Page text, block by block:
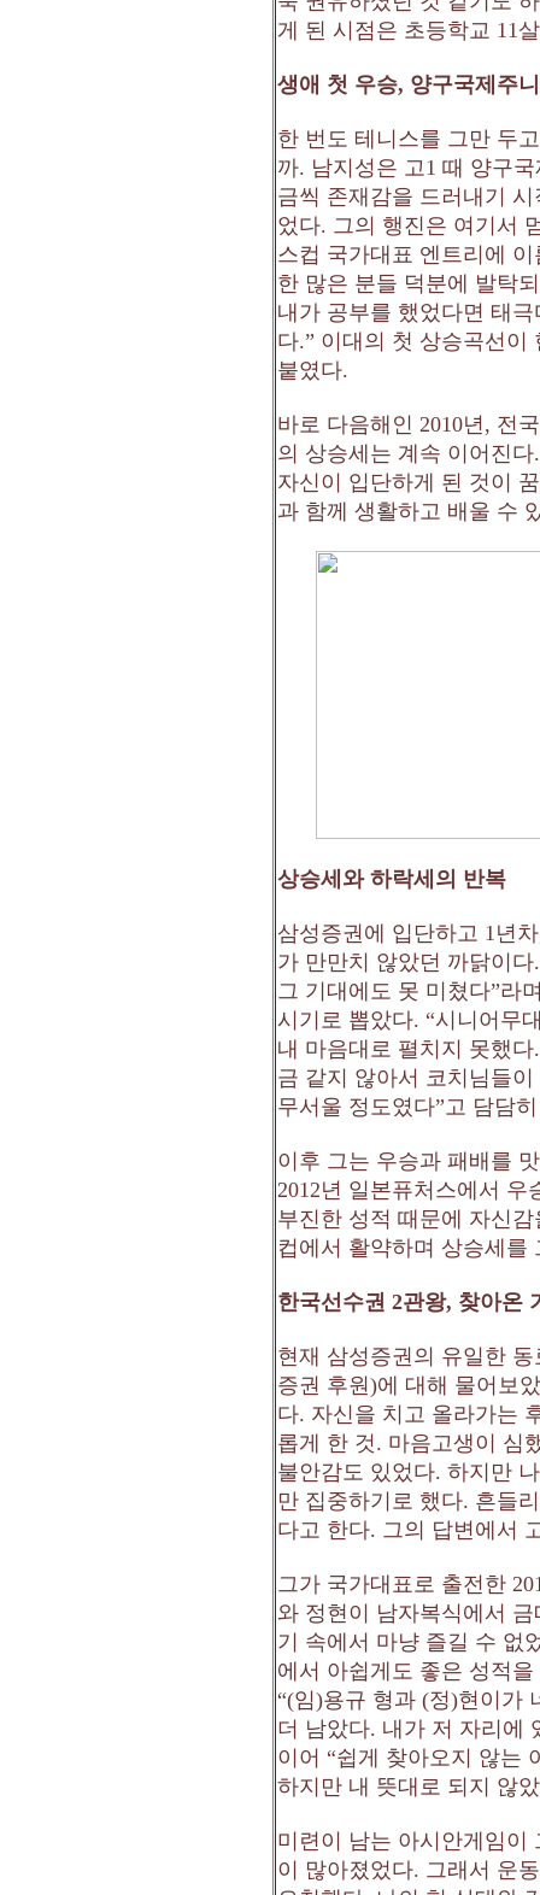
게 된 시점은 초등학교 11
생애 첫 우승, 양구국제주
한 번도 테니스를 그만 두
까. 남지성은 고1 때 양구
금씩 존재감을 드러내기 시
었다. 그의 행진은 여기서
스컵 국가대표 엔트리에
한 많은 분들 덕분에 발탁
내가 공부를 했었다면 태
다.” 이대의 첫 상승곡선이
붙였다.
바로 다음해인 2010년, 전
의 상승세는 계속 이어진다
자신이 입단하게 된 것이
과 함께 생활하고 배울 수
상승세와 하락세의 반복
삼성증권에 입단하고 1년차
가 만만치 않았던 까닭이다
그 기대에도 못 미쳤다”라
시기로 뽑았다. “시니어무
내 마음대로 펼치지 못했다
금 같지 않아서 코치님들
무서울 정도였다”고 담담
이후 그는 우승과 패배를
2012년 일본퓨처스에서 우
부진한 성적 때문에 자신
컵에서 활약하며 상승세를
한국선수권 2관왕, 찾아온
현재 삼성증권의 유일한
증권 후원)에 대해 물어보
다. 자신을 치고 올라가는
롭게 한 것. 마음고생이 심
불안감도 있었다. 하지만
만 집중하기로 했다. 흔들
다고 한다. 그의 답변에서
그가 국가대표로 출전한
와 정현이 남자복식에서
기 속에서 마냥 즐길 수 없
에서 아쉽게도 좋은 성적
“(임)용규 형과 (정)현이가
더 남았다. 내가 저 자리에
이어 “쉽게 찾아오지 않는
하지만 내 뜻대로 되지 않
미련이 남는 아시안게임
이 많아졌었다. 그래서 운